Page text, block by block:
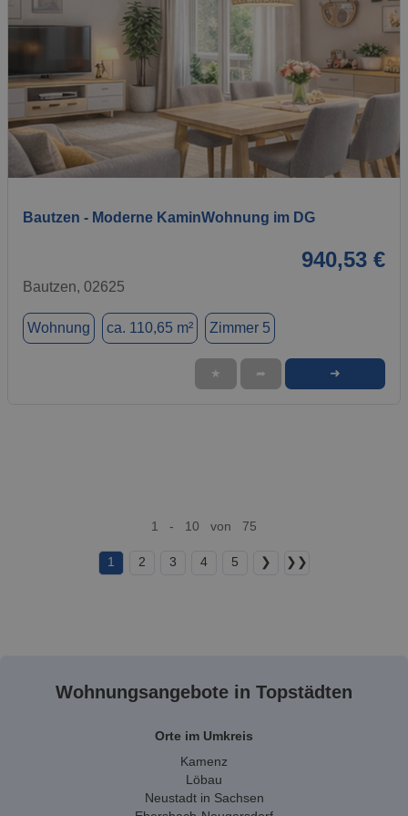
1 / 12
Bautzen - Moderne KaminWohnung im DG
940,53 €
Bautzen, 02625
Wohnung ca. 110,65 m² Zimmer 5
★ ➦ ➜
1 - 10 von 75
1 2 3 4 5 ❯ ❯❯
Wohnungsangebote in Topstädten
Orte im Umkreis
Kamenz
Löbau
Neustadt in Sachsen